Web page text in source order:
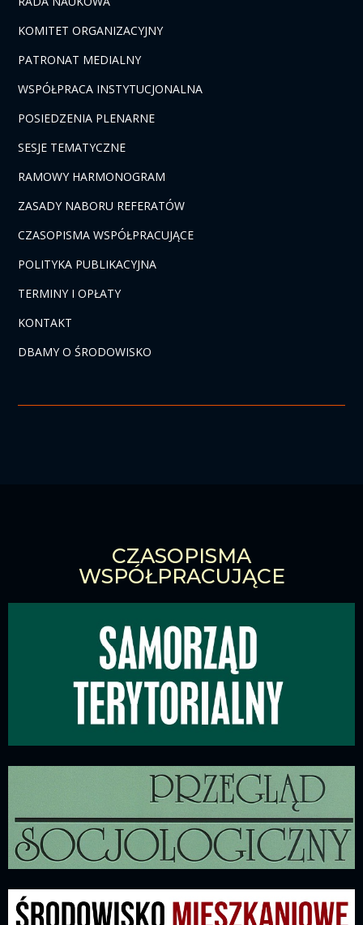
KOMITET ORGANIZACYJNY
PATRONAT MEDIALNY
WSPÓŁPRACA INSTYTUCJONALNA
POSIEDZENIA PLENARNE
SESJE TEMATYCZNE
RAMOWY HARMONOGRAM
ZASADY NABORU REFERATÓW
CZASOPISMA WSPÓŁPRACUJĄCE
POLITYKA PUBLIKACYJNA
TERMINY I OPŁATY
KONTAKT
DBAMY O ŚRODOWISKO
CZASOPISMA
WSPÓŁPRACUJĄCE